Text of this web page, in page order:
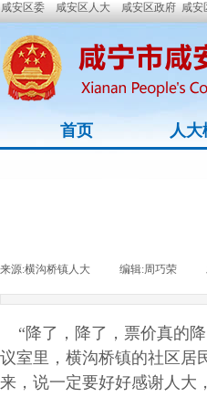
咸安区委 咸安区人大 咸安区政府 咸安
首页 人大
来源:横沟桥镇人大 编辑:周巧荣
“降了，降了，票价真的降
议室里，横沟桥镇的社区居
来，说一定要好好感谢人大